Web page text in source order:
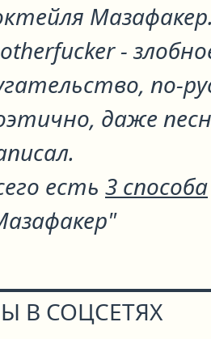
Мазафакер.
-
по-
даже
есть 3 способа
В СОЦСЕТЯХ